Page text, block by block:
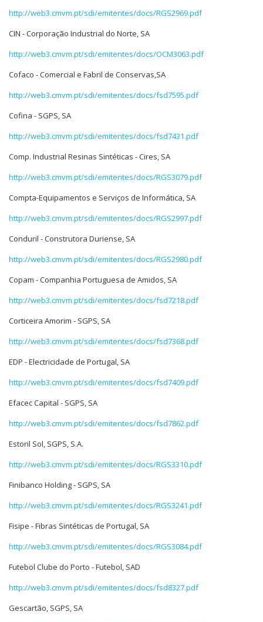
http://web3.cmvm.pt/sdi/emitentes/docs/RGS2969.pdf
CIN - Corporação Industrial do Norte, SA
http://web3.cmvm.pt/sdi/emitentes/docs/OCM3063.pdf
Cofaco - Comercial e Fabril de Conservas,SA
http://web3.cmvm.pt/sdi/emitentes/docs/fsd7595.pdf
Cofina - SGPS, SA
http://web3.cmvm.pt/sdi/emitentes/docs/fsd7431.pdf
Comp. Industrial Resinas Sintéticas - Cires, SA
http://web3.cmvm.pt/sdi/emitentes/docs/RGS3079.pdf
Compta-Equipamentos e Serviços de Informática, SA
http://web3.cmvm.pt/sdi/emitentes/docs/RGS2997.pdf
Conduril - Construtora Duriense, SA
http://web3.cmvm.pt/sdi/emitentes/docs/RGS2980.pdf
Copam - Companhia Portuguesa de Amidos, SA
http://web3.cmvm.pt/sdi/emitentes/docs/fsd7218.pdf
Corticeira Amorim - SGPS, SA
http://web3.cmvm.pt/sdi/emitentes/docs/fsd7368.pdf
EDP - Electricidade de Portugal, SA
http://web3.cmvm.pt/sdi/emitentes/docs/fsd7409.pdf
Efacec Capital - SGPS, SA
http://web3.cmvm.pt/sdi/emitentes/docs/fsd7862.pdf
Estoril Sol, SGPS, S.A.
http://web3.cmvm.pt/sdi/emitentes/docs/RGS3310.pdf
Finibanco Holding - SGPS, SA
http://web3.cmvm.pt/sdi/emitentes/docs/RGS3241.pdf
Fisipe - Fibras Sintéticas de Portugal, SA
http://web3.cmvm.pt/sdi/emitentes/docs/RGS3084.pdf
Futebol Clube do Porto - Futebol, SAD
http://web3.cmvm.pt/sdi/emitentes/docs/fsd8327.pdf
Gescartão, SGPS, SA